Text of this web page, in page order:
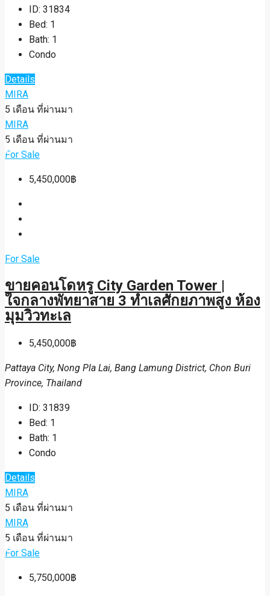
ID: 31834
Bed: 1
Bath: 1
Condo
Details
MIRA
5 เดือน ที่ผ่านมา
MIRA
5 เดือน ที่ผ่านมา
For Sale
5,450,000฿
For Sale
ขายคอนโดหรู City Garden Tower |
ใจกลางพัทยาสาย 3 ทำเลศักยภาพสูง ห้อง
มุมวิวทะเล
5,450,000฿
Pattaya City, Nong Pla Lai, Bang Lamung District, Chon Buri
Province, Thailand
ID: 31839
Bed: 1
Bath: 1
Condo
Details
MIRA
5 เดือน ที่ผ่านมา
MIRA
5 เดือน ที่ผ่านมา
For Sale
5,750,000฿